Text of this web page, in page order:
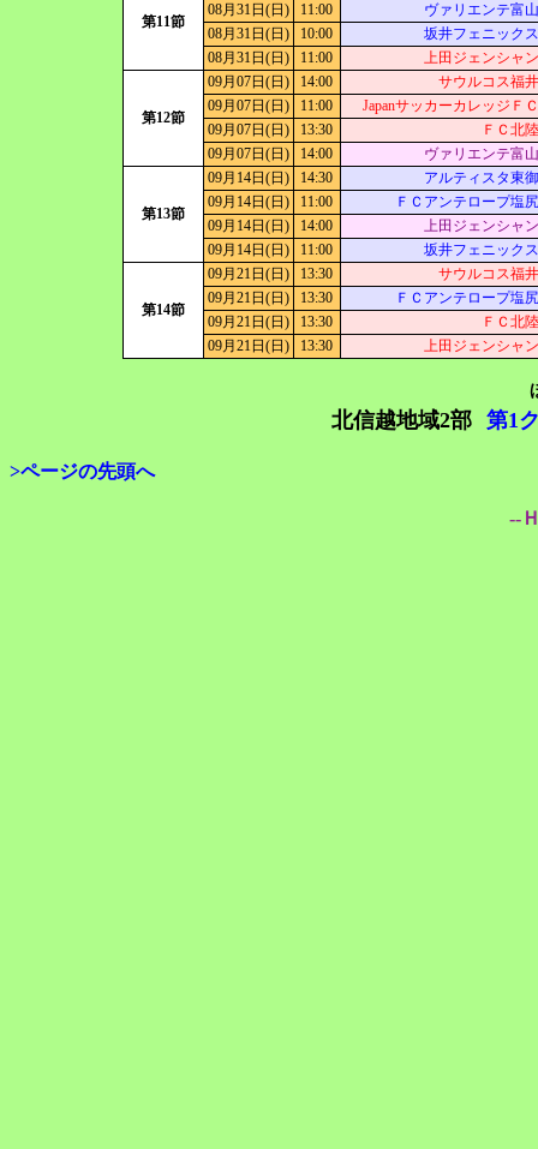
第11節
08月31日(日)
11:00
ヴァリエンテ富山
08月31日(日)
10:00
坂井フェニックス
08月31日(日)
11:00 上田ジェンシャン
第12節
09月07日(日) 14:00
サウルコス福井
09月07日(日)
11:00
JapanサッカーカレッジＦＣ
09月07日(日)
13:30
ＦＣ北陸
09月07日(日)
14:00 ヴァリエンテ富山
第13節
09月14日(日) 14:30
アルティスタ東御
09月14日(日)
11:00
ＦＣアンテロープ塩尻
09月14日(日)
14:00
上田ジェンシャン
09月14日(日)
11:00 坂井フェニックス
第14節
09月21日(日) 13:30
サウルコス福井
09月21日(日)
13:30
ＦＣアンテロープ塩尻
09月21日(日)
13:30
ＦＣ北陸
09月21日(日)
13:30 上田ジェンシャン
北信越地域2部 第1
>ページの先頭へ
--